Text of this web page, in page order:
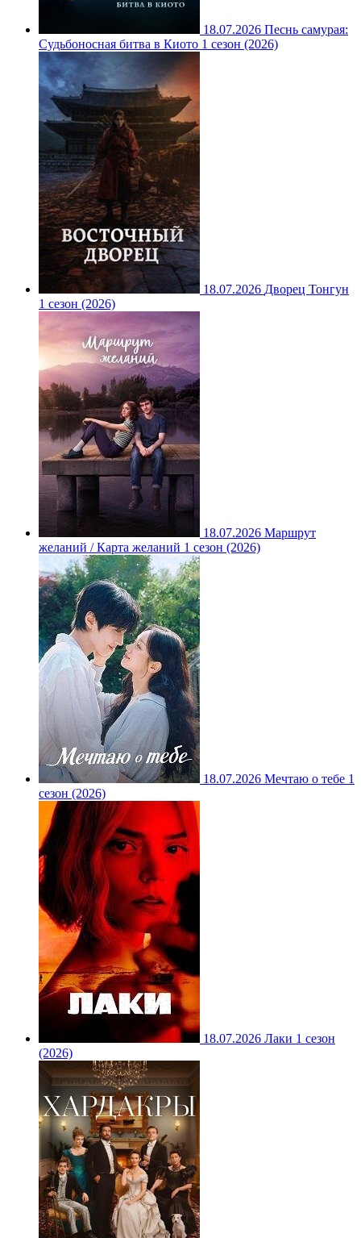
18.07.2026 Песнь самурая:
Судьбоносная битва в Киото 1 сезон (2026)
18.07.2026 Дворец Тонгун
1 сезон (2026)
18.07.2026 Маршрут
желаний / Карта желаний 1 сезон (2026)
18.07.2026 Мечтаю о тебе 1
сезон (2026)
18.07.2026 Лаки 1 сезон
(2026)